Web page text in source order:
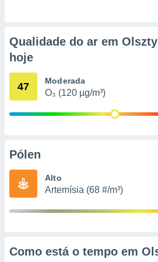
ou opor-
qualquer
em “
na
ou aceder
para
Qualidade do ar em
hoje
47 Moderada
O₃ (120 µg/m³)
Pólen
Alto
Artemísia (68 #/m³)
Como está o tempo em